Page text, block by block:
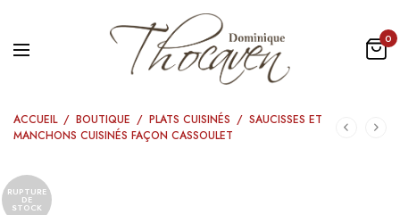
0
ACCUEIL / BOUTIQUE / PLATS CUISINÉS / SAUCISSES ET
MANCHONS CUISINÉS FAÇON CASSOULET
RUPTURE
DE
STOCK